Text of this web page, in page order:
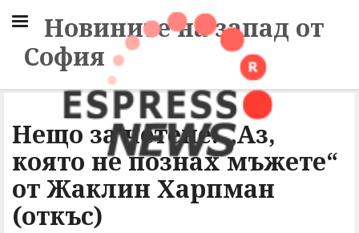
Новините на запад от
София
Нещо за четене: „Аз,
която не познах мъжете“
от Жаклин Харпман
(откъс)